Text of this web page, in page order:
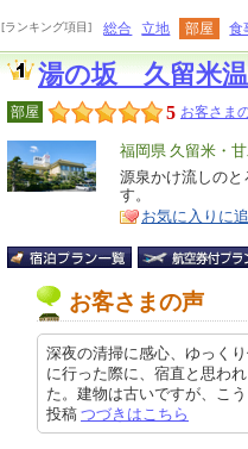
[ランキング項目] 総合 立地 部屋 食
湯の坂 久留米
部屋 5 お客さま
エ
リ
ア
福岡県 久留米・
特
徴
源泉かけ流しの
す。
お気に入りに
お客さまの声
深夜の清掃に感心、ゆっく
に行った際に、宿直と思わ
た。建物は古いですが、こ
投稿 つづきはこちら